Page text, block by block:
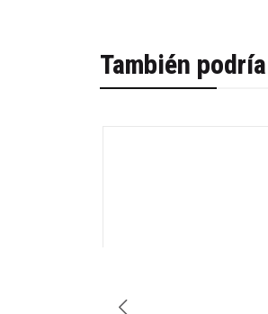
También